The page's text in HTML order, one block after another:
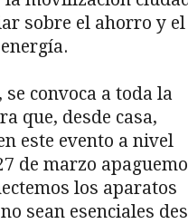
sobre el ahorro y el
se convoca a toda la
que, desde casa,
este evento a nivel
de marzo
los aparatos
sean esenciales